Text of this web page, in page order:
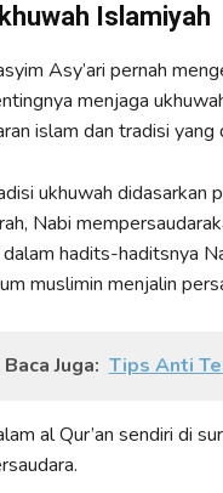
Islamiyah
Asy’ari pernah
menjaga
islam dan tradisi
ukhuwah didasarkan
Nabi
hadits-haditsnya
muslimin menjalin
Baca Juga: Tips Anti
al Qur’an sendiri di